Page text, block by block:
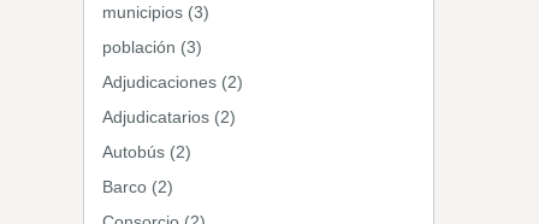
municipios (3)
población (3)
Adjudicaciones (2)
Adjudicatarios (2)
Autobús (2)
Barco (2)